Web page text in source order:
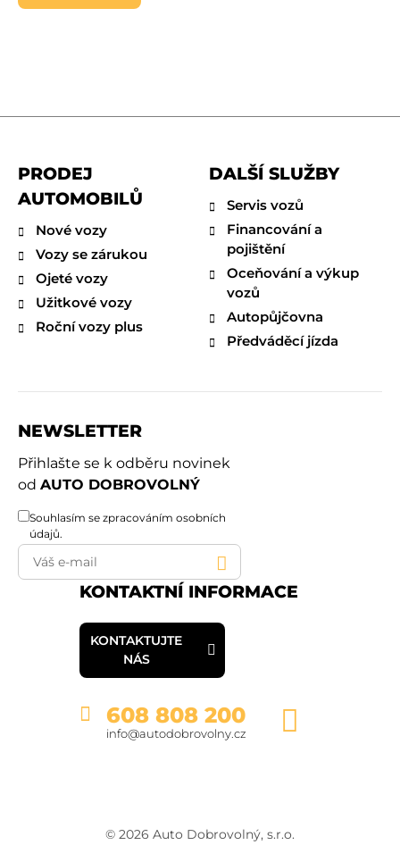
PRODEJ
AUTOMOBILŮ
Nové vozy
Vozy se zárukou
Ojeté vozy
Užitkové vozy
Roční vozy plus
DALŠÍ SLUŽBY
Servis vozů
Financování a
pojištění
Oceňování a výkup
vozů
Autopůjčovna
Předváděcí jízda
NEWSLETTER
Přihlašte se k odběru novinek
od AUTO DOBROVOLNÝ
Souhlasím se zpracováním osobních
údajů.
KONTAKTNÍ INFORMACE
KONTAKTUJTE
NÁS
608 808 200
info@autodobrovolny.cz
© 2026 Auto Dobrovolný, s.r.o.